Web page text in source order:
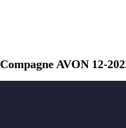
Compagne AVON 12-